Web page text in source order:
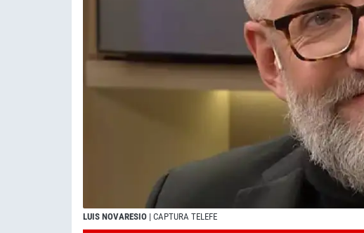
LUIS NOVARESIO | CAPTURA TELEFE